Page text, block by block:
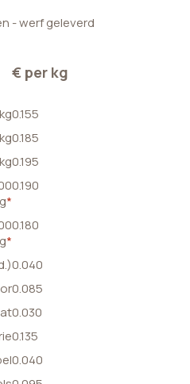
- werf geleverd
€ per kg
0.155
0.185
0.195
*
0.190
*
0.180
0.040
0.085
0.030
0.135
0.040